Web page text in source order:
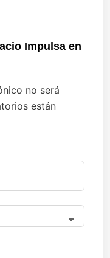
Impulsa en
no será
están